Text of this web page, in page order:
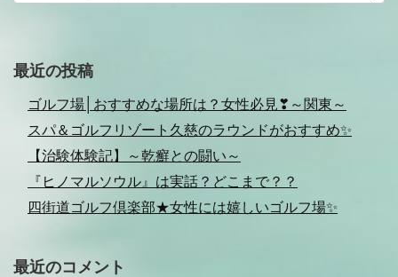
最近の投稿
ゴルフ場│おすすめな場所は？女性必見❣～関東～
スパ＆ゴルフリゾート久慈のラウンドがおすすめ✨
【治験体験記】～乾癬との闘い～
『ヒノマルソウル』は実話？どこまで？？
四街道ゴルフ倶楽部★女性には嬉しいゴルフ場✨
最近のコメント